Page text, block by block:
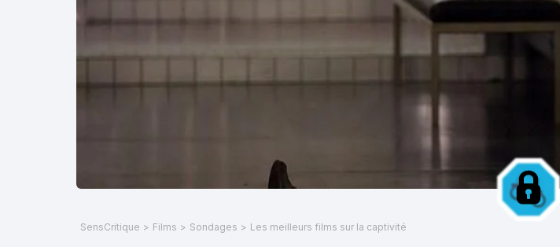
SensCritique > Films > Sondages > Les meilleurs films sur la captivité